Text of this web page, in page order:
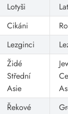
Lotyši
Cikáni
Lezginci
Židé
Střední
Asie
Řekové